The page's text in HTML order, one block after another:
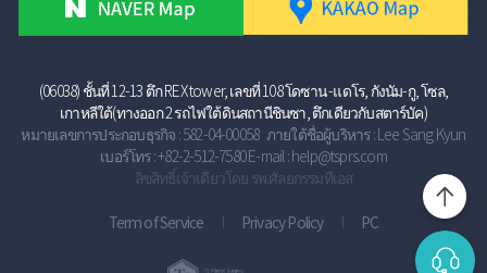
(06038) ชั้นที่ 12-13 ตึก REX tower, เลขที่ 108 โดซาน -แดโร, กังนัม-กู, โซล,
เกาหลีใต้(ทางออก 2 รถไฟใต้ดินสถานีชินซา, ตึกเดียวกับสตาร์บัค)
หมายเลขการประกอบธุรกิจ : 582-04-00058 ภายใต้ชื่อผู้บริหาร : Lee Sang Kyun
เบอร์โทร : +82-2-512-7580 E-mail : help@tsprs.com
ลิขสิทธิ์เจ้าเดียวโดย รพ.ศัลยกรรมทีเอส
Term of Service Privacy Policy PC